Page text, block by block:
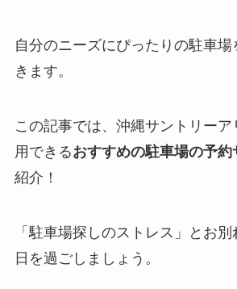
自分のニーズにぴったりの駐車
きます。
この記事では、沖縄サントリーア
用できるおすすめの駐車場の予約
紹介！
「駐車場探しのストレス」とお
日を過ごしましょう。